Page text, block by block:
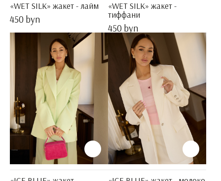
«WET SILK» жакет - лайм
450 byn
«WET SILK» жакет -
тиффани
450 byn